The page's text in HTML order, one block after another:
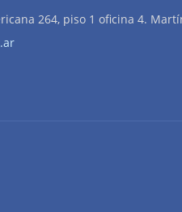
264, piso 1 oficina 4.